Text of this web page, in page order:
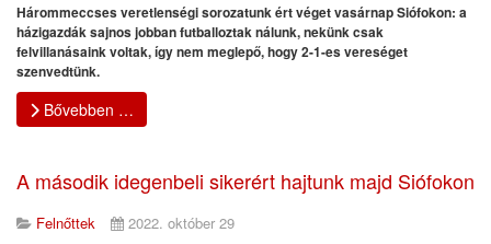
Hárommeccses veretlenségi sorozatunk ért véget vasárnap Siófokon: a
házigazdák sajnos jobban futballoztak nálunk, nekünk csak
felvillanásaink voltak, így nem meglepő, hogy 2-1-es vereséget
szenvedtünk.
Bővebben …
A második idegenbeli sikerért hajtunk majd Siófokon
Felnőttek 2022. október 29